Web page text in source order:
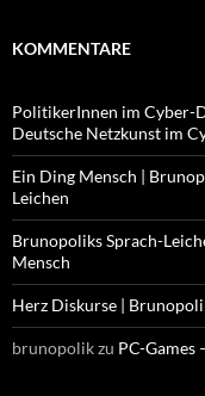
KOMMENTARE
PolitikerInnen im Cyber-
Deutsche Netzkunst im
Ein Ding Mensch |
Leichen
Brunopoliks Sprach-
Mensch
Herz Diskurse |
brunopolikzu PC-Games